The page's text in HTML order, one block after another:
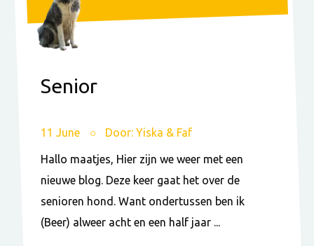
Senior
11 June Door: Yiska & Faf
Hallo maatjes, Hier zijn we weer met een
nieuwe blog. Deze keer gaat het over de
senioren hond. Want ondertussen ben ik
(Beer) alweer acht en een half jaar ...